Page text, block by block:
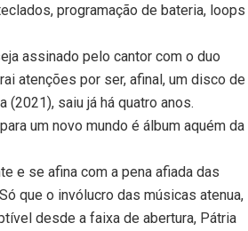
programação de bateria, loops
assinado pelo cantor com o duo
atenções por ser, afinal, um disco de
(2021), saiu já há quatro anos.
um novo mundo é álbum aquém da
e se afina com a pena afiada das
que o invólucro das músicas atenua,
desde a faixa de abertura, Pátria